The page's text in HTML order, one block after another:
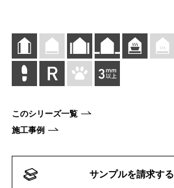
このシリーズ一覧
施工事例
サンプルを請求する